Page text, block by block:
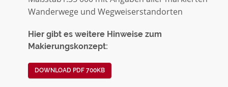
Wanderwege und Wegweiserstandorten
Hier gibt es weitere Hinweise zum
Makierungskonzept:
DOWNLOAD PDF 700KB